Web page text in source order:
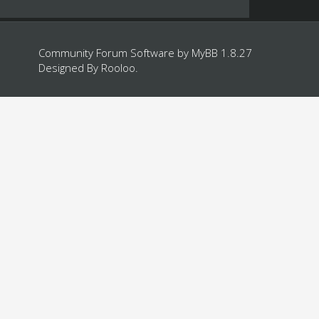
Community Forum Software by MyBB 1.8.27
Designed By Rooloo.